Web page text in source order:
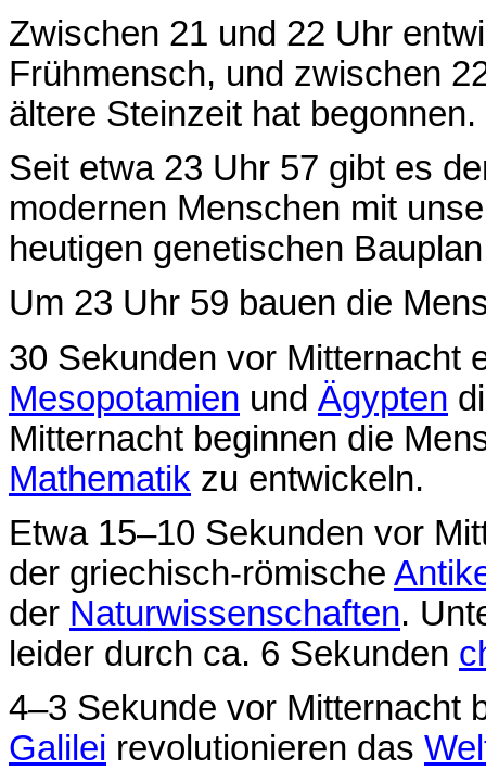
Zwischen 21 und 22 Uhr
Frühmensch, und zwischen
ältere Steinzeit hat begonnen.
Seit etwa 23 Uhr 57 gibt es
modernen Menschen mit
heutigen genetischen
Um 23 Uhr 59 bauen die
30 Sekunden vor Mitternacht
Mesopotamien und Ägypten
Mitternacht beginnen die
Mathematik zu entwickeln.
Etwa 15–10 Sekunden vor
der griechisch-römische
der Naturwissenschaften.
leider durch ca. 6 Sekunden
4–3 Sekunde vor Mitternacht
Galilei revolutionieren das